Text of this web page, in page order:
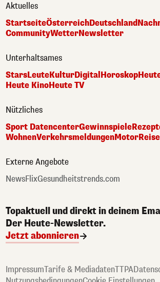
Aktuelles
StartseiteÖsterreichDeutschland
CommunityWetterNewsletter
Unterhaltsames
StarsLeuteKulturDigital Horoskop
Heute KinoHeute TV
Nützliches
Sport DatencenterGewinnspiele
WohnenVerkehrsmeldungenMotor
Externe Angebote
NewsFlixGesundheitstrends.com
Topaktuell und direkt in deinem
Der Heute-Newsletter.
Jetzt abonnieren
ImpressumTarife & MediadatenTTPA